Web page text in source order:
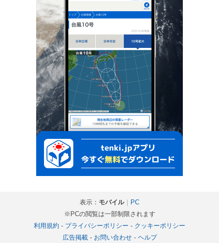
表示： モバイル｜ PC
※PCの閲覧は一部制限されます
利用規約 - プライバシーポリシー - クッキーポリシー
広告掲載- お問い合わせ- ヘルプ